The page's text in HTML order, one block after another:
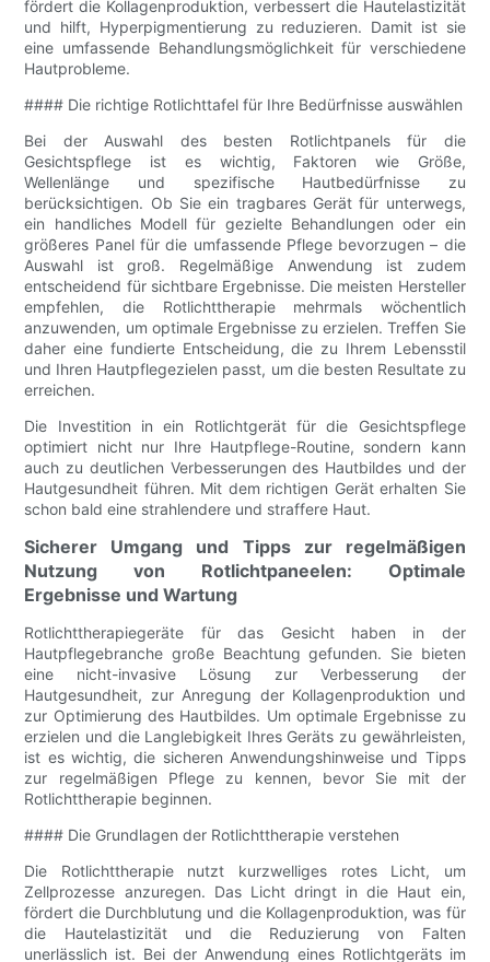
fördert die Kollagenproduktion, verbessert die Hautelastizität
und hilft, Hyperpigmentierung zu reduzieren. Damit ist sie
eine umfassende Behandlungsmöglichkeit für verschiedene
Hautprobleme.
#### Die richtige Rotlichttafel für Ihre Bedürfnisse auswählen
Bei der Auswahl des besten Rotlichtpanels für die
Gesichtspflege ist es wichtig, Faktoren wie Größe,
Wellenlänge und spezifische Hautbedürfnisse zu
berücksichtigen. Ob Sie ein tragbares Gerät für unterwegs,
ein handliches Modell für gezielte Behandlungen oder ein
größeres Panel für die umfassende Pflege bevorzugen – die
Auswahl ist groß. Regelmäßige Anwendung ist zudem
entscheidend für sichtbare Ergebnisse. Die meisten Hersteller
empfehlen, die Rotlichttherapie mehrmals wöchentlich
anzuwenden, um optimale Ergebnisse zu erzielen. Treffen Sie
daher eine fundierte Entscheidung, die zu Ihrem Lebensstil
und Ihren Hautpflegezielen passt, um die besten Resultate zu
erreichen.
Die Investition in ein Rotlichtgerät für die Gesichtspflege
optimiert nicht nur Ihre Hautpflege-Routine, sondern kann
auch zu deutlichen Verbesserungen des Hautbildes und der
Hautgesundheit führen. Mit dem richtigen Gerät erhalten Sie
schon bald eine strahlendere und straffere Haut.
Sicherer Umgang und Tipps zur regelmäßigen
Nutzung von Rotlichtpaneelen: Optimale
Ergebnisse und Wartung
Rotlichttherapiegeräte für das Gesicht haben in der
Hautpflegebranche große Beachtung gefunden. Sie bieten
eine nicht-invasive Lösung zur Verbesserung der
Hautgesundheit, zur Anregung der Kollagenproduktion und
zur Optimierung des Hautbildes. Um optimale Ergebnisse zu
erzielen und die Langlebigkeit Ihres Geräts zu gewährleisten,
ist es wichtig, die sicheren Anwendungshinweise und Tipps
zur regelmäßigen Pflege zu kennen, bevor Sie mit der
Rotlichttherapie beginnen.
#### Die Grundlagen der Rotlichttherapie verstehen
Die Rotlichttherapie nutzt kurzwelliges rotes Licht, um
Zellprozesse anzuregen. Das Licht dringt in die Haut ein,
fördert die Durchblutung und die Kollagenproduktion, was für
die Hautelastizität und die Reduzierung von Falten
unerlässlich ist. Bei der Anwendung eines Rotlichtgeräts im